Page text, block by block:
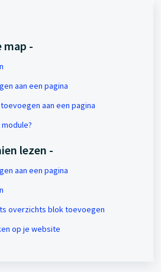
map -
aan een pagina
aan een pagina
lezen -
aan een pagina
overzichts blok toevoegen
op je website